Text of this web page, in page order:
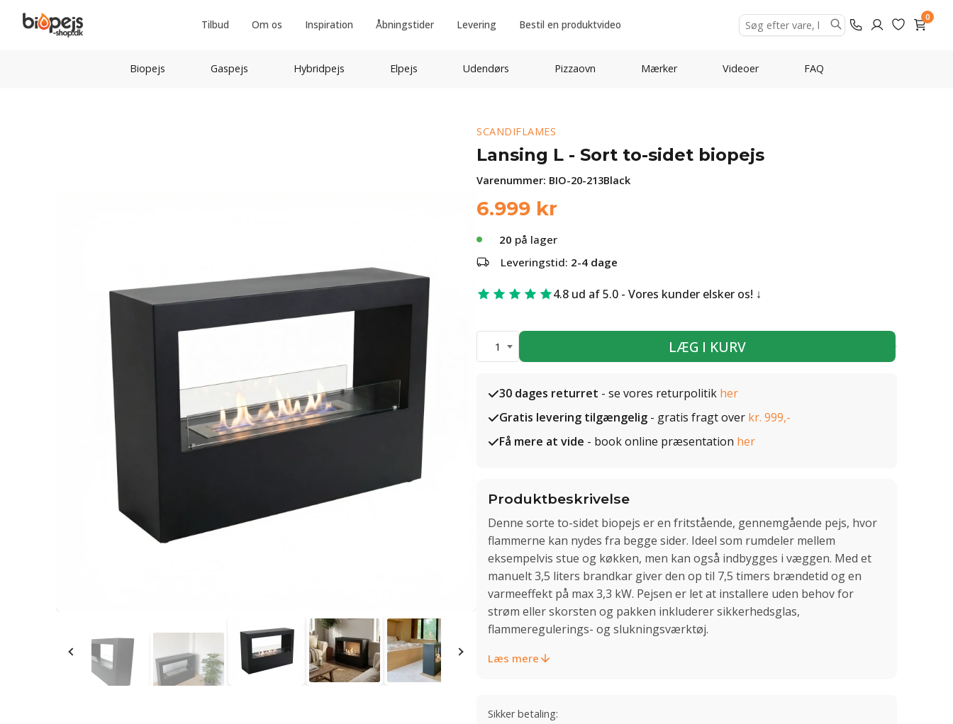
Tilbud Om os Inspiration Åbningstider Levering Bestil en produktvideo
0
Biopejs Gaspejs Hybridpejs Elpejs Udendørs Pizzaovn Mærker Videoer FAQ
SCANDIFLAMES
Lansing L - Sort to-sidet biopejs
Varenummer: BIO-20-213Black
6.999 kr
20 på lager
Leveringstid: 2-4 dage
4.8 ud af 5.0 - Vores kunder elsker os!
1 LÆG I KURV
30 dages returret - se vores returpolitik her
Gratis levering tilgængelig - gratis fragt over kr. 999,-
Få mere at vide - book online præsentation her
Produktbeskrivelse
Denne sorte to-sidet biopejs er en fritstående, gennemgående pejs, hvor
flammerne kan nydes fra begge sider. Ideel som rumdeler mellem
eksempelvis stue og køkken, men kan også indbygges i væggen. Med et
manuelt 3,5 liters brandkar giver den op til 7,5 timers brændetid og en
varmeeffekt på max 3,3 kW. Pejsen er let at installere uden behov for
strøm eller skorsten og pakken inkluderer sikkerhedsglas,
flammeregulerings- og slukningsværktøj.
Læs mere
Sikker betaling: